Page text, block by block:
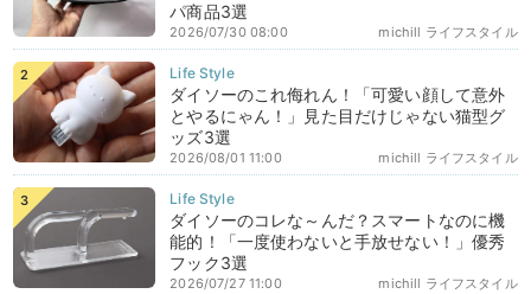
パ商品3選
michill ライフスタイル
2026/07/30 08:00
ダイソーのこれ侮れん！「可愛い顔して意外
とやるにゃん！」見た目だけじゃない猫型グ
ッズ3選
michill ライフスタイル
2026/08/01 11:00
ダイソーのコレな～んだ？スマートなのに機
能的！「一度使わないと手放せない！」優秀
フック3選
michill ライフスタイル
2026/07/27 11:00